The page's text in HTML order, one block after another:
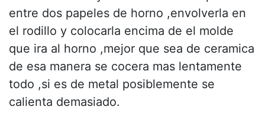
entre dos papeles de horno ,envolverla en
el rodillo y colocarla encima de el molde
que ira al horno ,mejor que sea de ceramica
de esa manera se cocera mas lentamente
todo ,si es de metal posiblemente se
calienta demasiado.